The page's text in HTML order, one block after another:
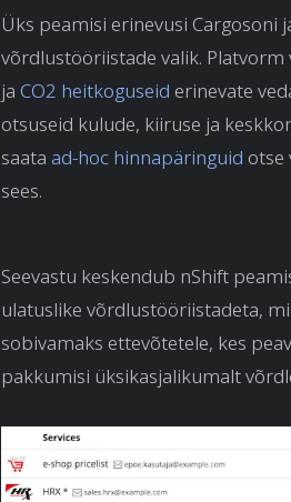
Üks peamisi erinevusi Cargosoni
võrdlustööriistade valik.
ja CO2 heitkoguseid erinevate
otsuseid kulude, kiiruse ja
saata ad-hoc hinnapäringuid otse
sees.
Seevastu keskendub nShift
ulatuslike võrdlustööriistadeta,
sobivamaks ettevõtetele, kes
pakkumisi üksikasjalikumalt